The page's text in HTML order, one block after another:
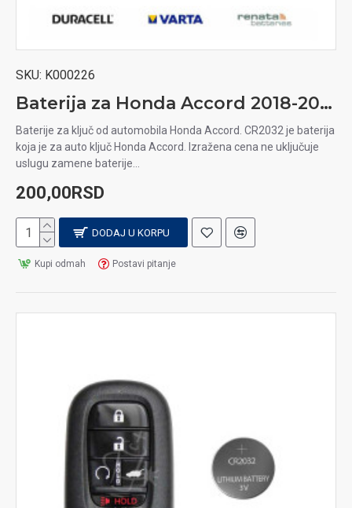
SKU: K000226
Baterija za Honda Accord 2018-2021 auto ključ
Baterije za ključ od automobila Honda Accord. CR2032 je baterija
koja je za auto ključ Honda Accord. Izražena cena ne uključuje
uslugu zamene baterije...
200,00RSD
DODAJ U KORPU
Kupi odmah Postavi pitanje